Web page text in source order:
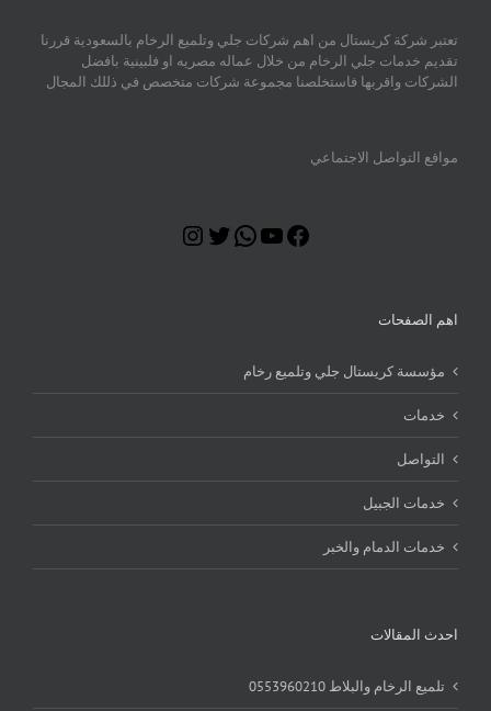
تعتبر شركة كريستال من اهم شركات جلي وتلميع الرخام بالسعودية قررنا
تقديم خدمات جلي الرخام من خلال عماله مصريه او فلبينية بافضل
الشركات واقربها فاستخلصنا مجموعة شركات متخصص في ذللك المجال
مواقع التواصل الاجتماعي
Facebook
YouTube
WhatsApp
Twitter
اهم الصفحات
مؤسسة كريستال جلي وتلميع رخام
خدمات
التواصل
خدمات الجبيل
خدمات الدمام والخبر
احدث المقالات
تلميع الرخام والبلاط 0553960210